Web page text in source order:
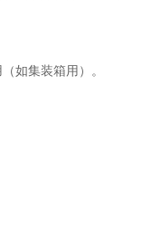
如集装箱用）。